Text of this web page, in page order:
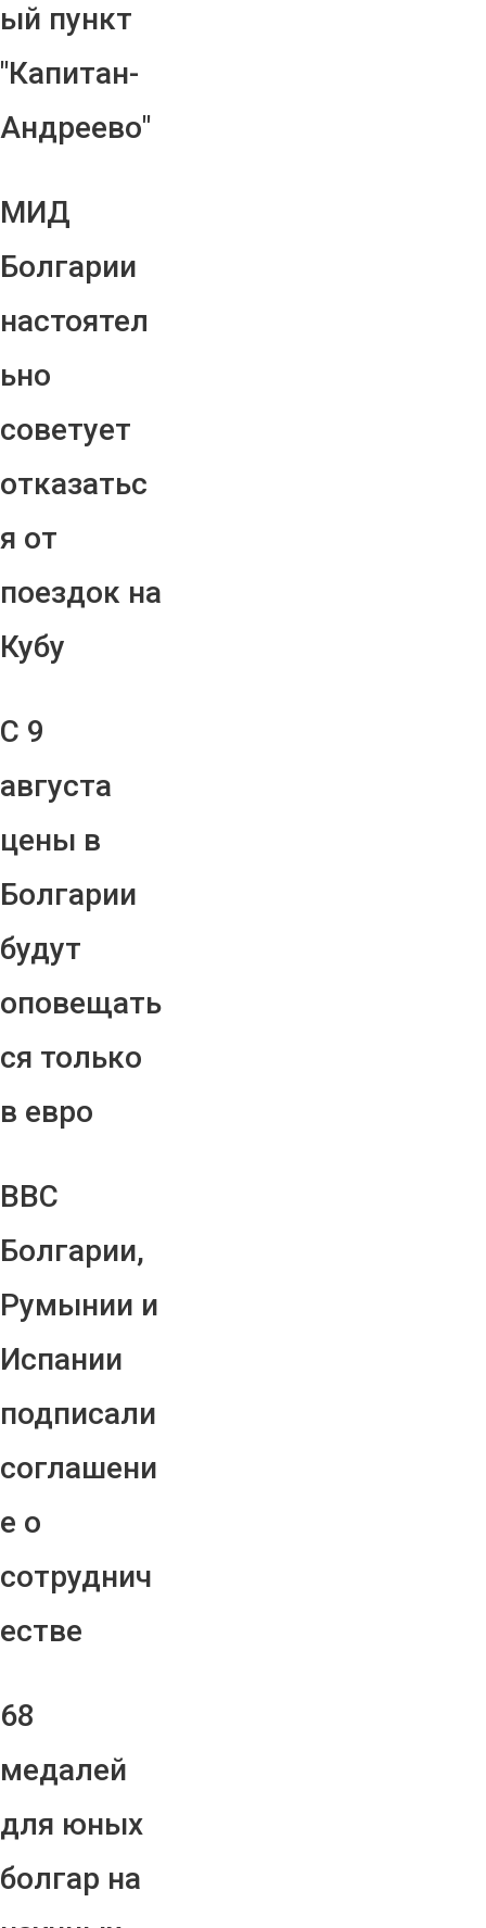
ый пункт
"Капитан-
Андреево"
МИД
Болгарии
настоятел
ьно
советует
отказатьс
я от
поездок на
Кубу
С 9
августа
цены в
Болгарии
будут
оповещать
ся только
в евро
ВВС
Болгарии,
Румынии и
Испании
подписали
соглашени
е о
сотруднич
естве
68
медалей
для юных
болгар на